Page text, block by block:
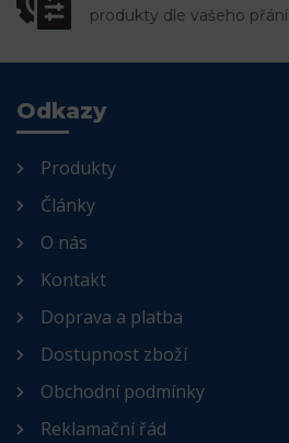
produkty dle vašeho přání
Odkazy
Produkty
Články
O nás
Kontakt
Doprava a platba
Dostupnost zboží
Obchodní podmínky
Reklamační řád